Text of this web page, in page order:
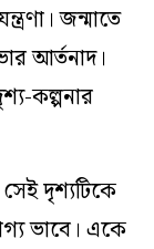
জন্মাতে
আর্তনাদ।
কল্পনার
দৃশ্যটিকে
ভাবে। একে